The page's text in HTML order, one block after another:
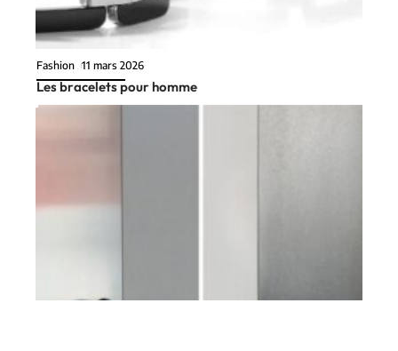
Fashion 11 mars 2026
Les bracelets pour homme